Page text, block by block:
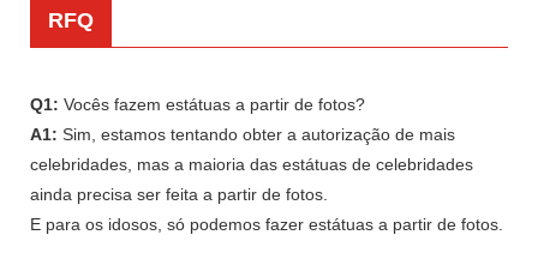
RFQ
Q1: Vocês fazem estátuas a partir de fotos?
A1: Sim, estamos tentando obter a autorização de mais
celebridades, mas a maioria das estátuas de celebridades
ainda precisa ser feita a partir de fotos.
E para os idosos, só podemos fazer estátuas a partir de fotos.